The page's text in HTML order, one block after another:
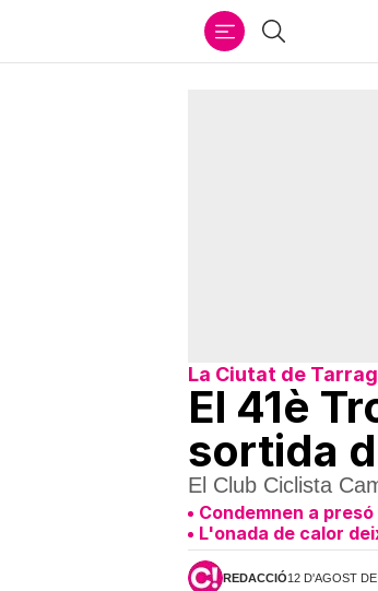
Cercar
La Ciutat de
El 41è
sortida
El Club Ciclista
Condemnen a
L'onada de calor
REDACCIÓ12 D'AGOST